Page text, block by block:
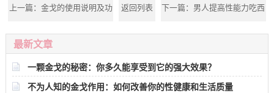
上一篇： 金戈的使用说明及功
效
返回列表 下一篇： 男人提高性能力吃西
地那非效果好吗？
最新文章
一颗金戈的秘密：你多久能享受到它的强大效果？
不为人知的金戈作用：如何改善你的性健康和生活质量